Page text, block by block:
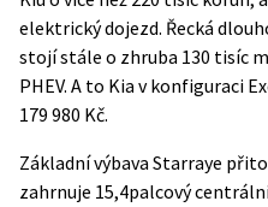
elektrický dojezd. Řecká
stojí stále o zhruba 130 tisíc
PHEV. A to Kia v konfiguraci
179 980 Kč.
Základní výbava Starraye
zahrnuje 15,4palcový